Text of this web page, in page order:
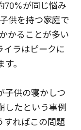
70%が同じ悩み
供を持つ家庭で
かることが多い
イラはピークに
。
子供の寝かしつ
したという事例
すればこの問題